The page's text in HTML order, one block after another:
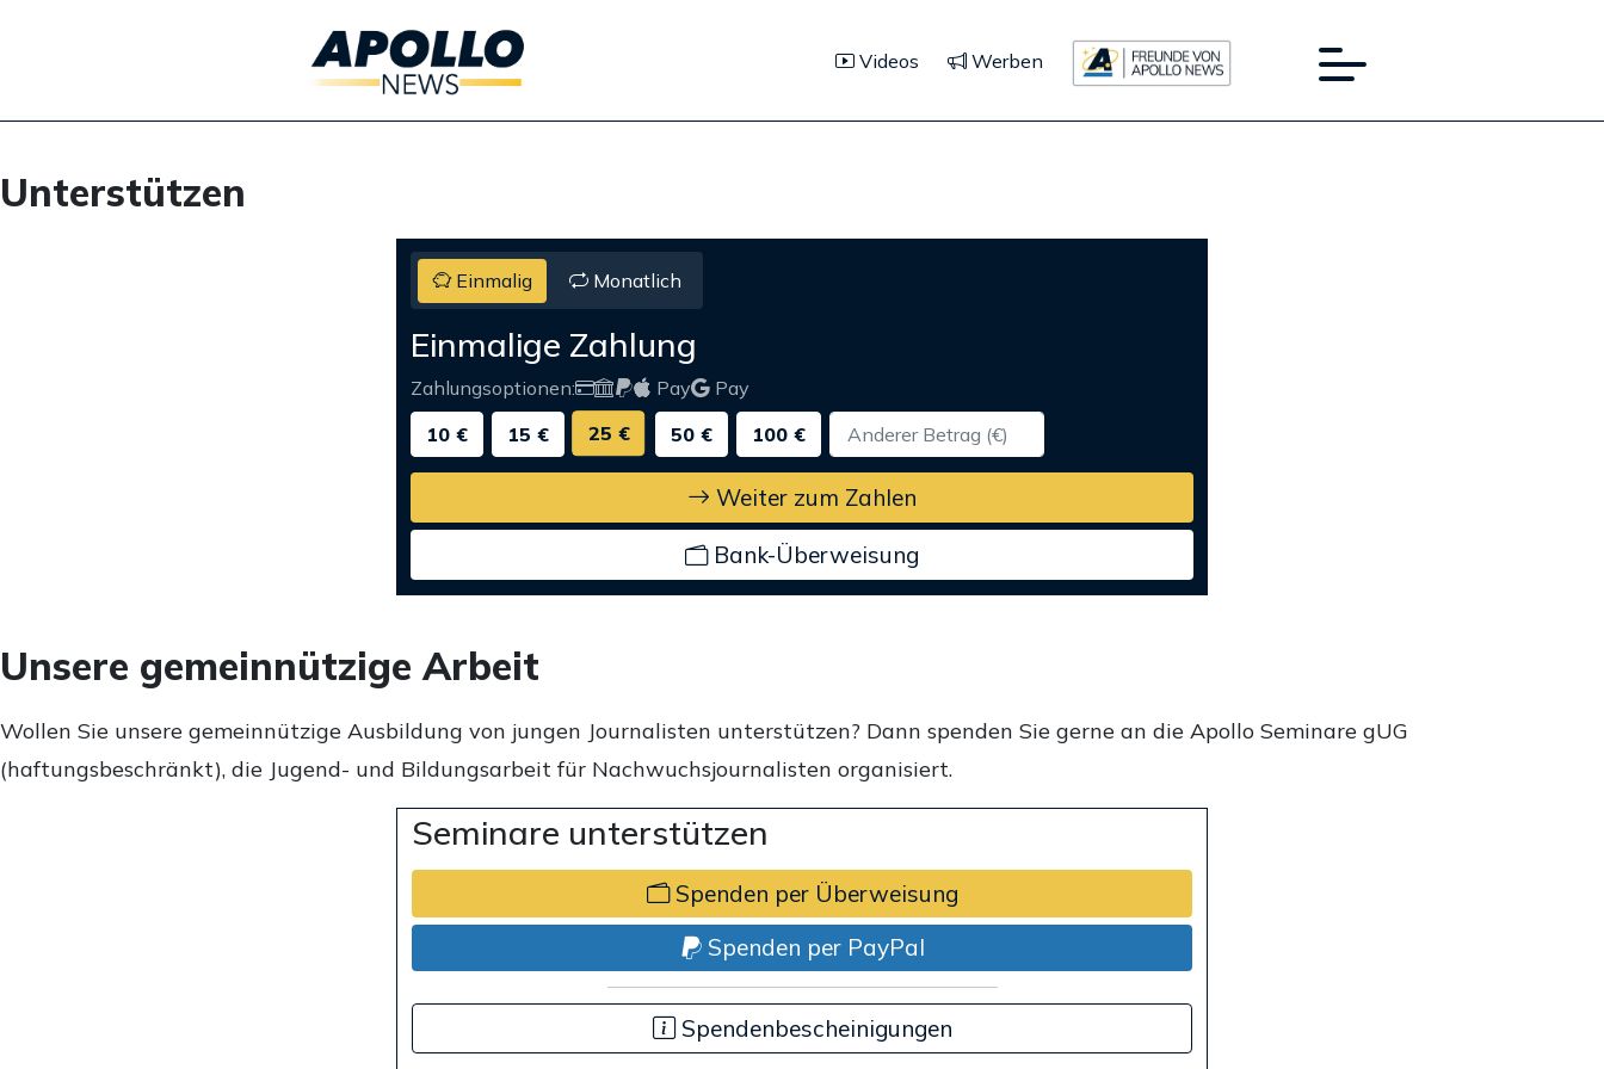
Videos Werben
Unterstützen
Einmalig Monatlich
Einmalige Zahlung
Zahlungsoptionen: Pay
Pay
10 €
15 € 25 € 50 € 100 €
Weiter zum Zahlen
Bank-Überweisung
Unsere gemeinnützige Arbeit
Wollen Sie unsere gemeinnützige Ausbildung von jungen Journalisten unterstützen? Dann spenden Sie gerne an die Apollo Seminare gUG
(haftungsbeschränkt), die Jugend- und Bildungsarbeit für Nachwuchsjournalisten organisiert.
Seminare unterstützen
Spenden per Überweisung
Spenden per PayPal
Spendenbescheinigungen